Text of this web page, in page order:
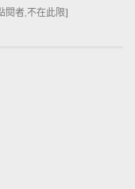
閱者,不在此限]